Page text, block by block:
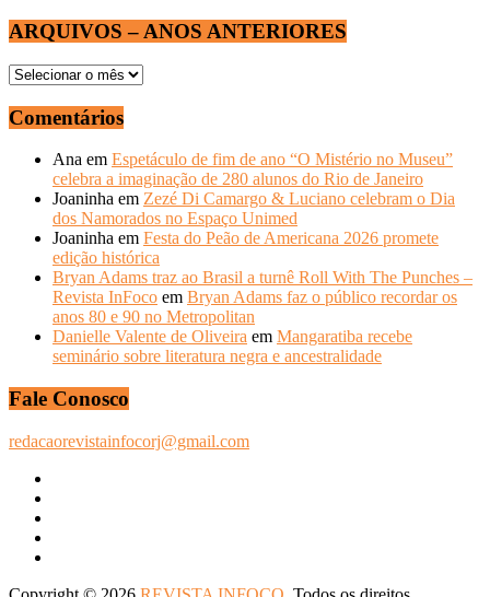
ARQUIVOS – ANOS ANTERIORES
ARQUIVOS
ANOS
ANTERIORES
Comentários
Ana em Espetáculo de fim de ano “O Mistério no Museu”
celebra a imaginação de 280 alunos do Rio de Janeiro
Joaninha em Zezé Di Camargo & Luciano celebram o Dia
dos Namorados no Espaço Unimed
Joaninha em Festa do Peão de Americana 2026 promete
edição histórica
Bryan Adams traz ao Brasil a turnê Roll With The Punches –
Revista InFoco em Bryan Adams faz o público recordar os
anos 80 e 90 no Metropolitan
Danielle Valente de Oliveira em Mangaratiba recebe
seminário sobre literatura negra e ancestralidade
Fale Conosco
redacaorevistainfocorj@gmail.com